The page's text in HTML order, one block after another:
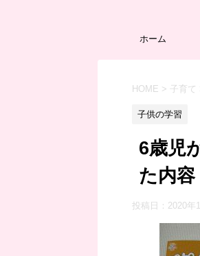
ホーム
HOME > 子育て
子供の学習
6歳児
た内容
投稿日：2020年